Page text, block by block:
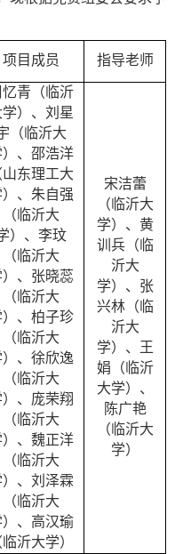
项目成员 指导老师
忆青（临沂
学）、刘星
（临沂大
）、邵浩洋
山东理工大
）、朱自强
（临沂大
）、李玟
（临沂大
）、张晓蕊
（临沂大
）、柏子珍
（临沂大
）、徐欣逸
（临沂大
）、庞荣翔
（临沂大
）、魏正洋
（临沂大
）、刘泽霖
（临沂大
）、高汉瑜
临沂大学）
宋洁蕾
（临沂大
学）、黄
训兵（临
沂大
学）、张
兴林（临
沂大
学）、王
娟（临沂
大学）、
陈广艳
（临沂大
学）